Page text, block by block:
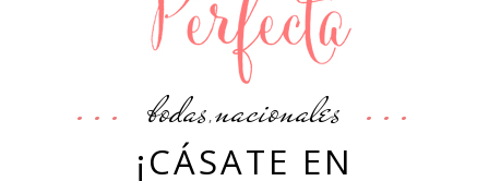
bodas,nacionales
¡CÁSATE EN